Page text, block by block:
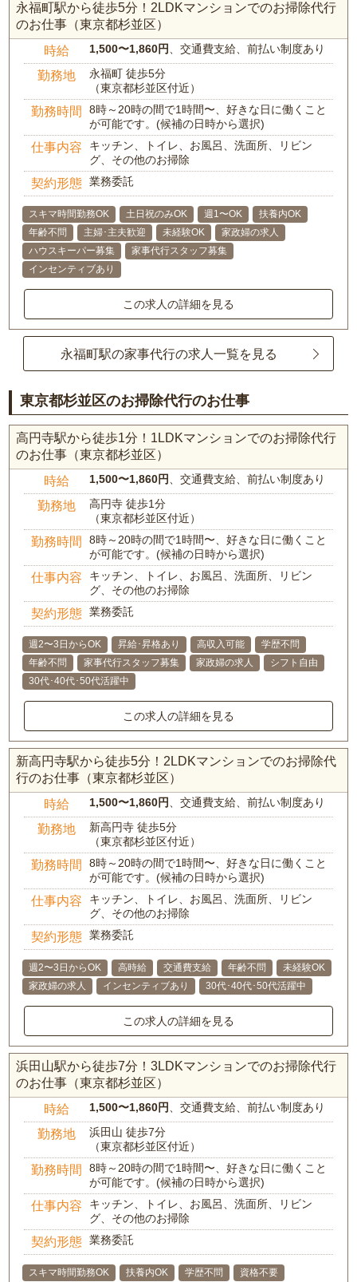
永福町駅から徒歩5分！2LDKマンションでのお掃除代行
のお仕事（東京都杉並区）
時給 1,500〜1,860円、交通費支給、前払い制度あり
勤務地
永福町 徒歩5分
（東京都杉並区付近）
勤務時間
8時～20時の間で1時間〜、好きな日に働くこと
が可能です。(候補の日時から選択)
仕事内容
キッチン、トイレ、お風呂、洗面所、リビン
グ、その他のお掃除
契約形態 業務委託
スキマ時間勤務OK 土日祝のみOK 週1〜OK
扶養内OK
年齢不問
主婦･主夫歓迎 未経験OK
家政婦の求人
ハウスキーパー募集
家事代行スタッフ募集
インセンティブあり
この求人の詳細を見る
永福町駅の家事代行の求人一覧を見る
東京都杉並区のお掃除代行のお仕事
高円寺駅から徒歩1分！1LDKマンションでのお掃除代行
のお仕事（東京都杉並区）
時給 1,500〜1,860円 、交通費支給、前払い制度あり
勤務地
高円寺 徒歩1分
（東京都杉並区付近）
勤務時間
8時～20時の間で1時間〜、好きな日に働くこと
が可能です。(候補の日時から選択)
仕事内容
キッチン、トイレ、お風呂、洗面所、リビン
グ、その他のお掃除
契約形態 業務委託
週2〜3日からOK 昇給･昇格あり 高収入可能
学歴不問
年齢不問
家事代行スタッフ募集 家政婦の求人
シフト自由
30代･40代･50代活躍中
この求人の詳細を見る
新高円寺駅から徒歩5分！2LDKマンションでのお掃除代
行のお仕事（東京都杉並区）
時給 1,500〜1,860円 、交通費支給、前払い制度あり
勤務地
新高円寺 徒歩5分
（東京都杉並区付近）
勤務時間
8時～20時の間で1時間〜、好きな日に働くこと
が可能です。(候補の日時から選択)
仕事内容
キッチン、トイレ、お風呂、洗面所、リビン
グ、その他のお掃除
契約形態 業務委託
週2〜3日からOK 高時給 交通費支給 年齢不問
未経験OK
家政婦の求人
インセンティブあり 30代･40代･50代活躍中
この求人の詳細を見る
浜田山駅から徒歩7分！3LDKマンションでのお掃除代行
のお仕事（東京都杉並区）
時給 1,500〜1,860円 、交通費支給、前払い制度あり
勤務地
浜田山 徒歩7分
（東京都杉並区付近）
勤務時間
8時～20時の間で1時間〜、好きな日に働くこと
が可能です。(候補の日時から選択)
仕事内容
キッチン、トイレ、お風呂、洗面所、リビン
グ、その他のお掃除
契約形態 業務委託
スキマ時間勤務OK 扶養内OK 学歴不問 資格不要